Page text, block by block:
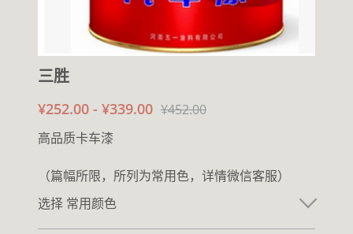
三胜
¥252.00 - ¥339.00 ¥452.00
高品质卡车漆
（篇幅所限，所列为常用色，详情微信客服）
选择 常用颜色